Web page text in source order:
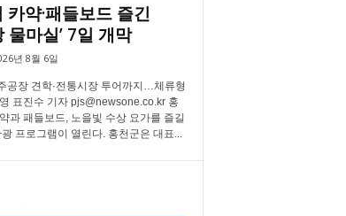
약·패들보드 즐긴
물마실’ 7일 개막
년 8월 6일
공장 견학·전통시장 투어까지…체류형
표진수 기자 pjs@newsone.co.kr 홍
과 패들보드, 노을빛 수상 요가를 즐길
프로그램이 열린다. 홍천군은 대표...